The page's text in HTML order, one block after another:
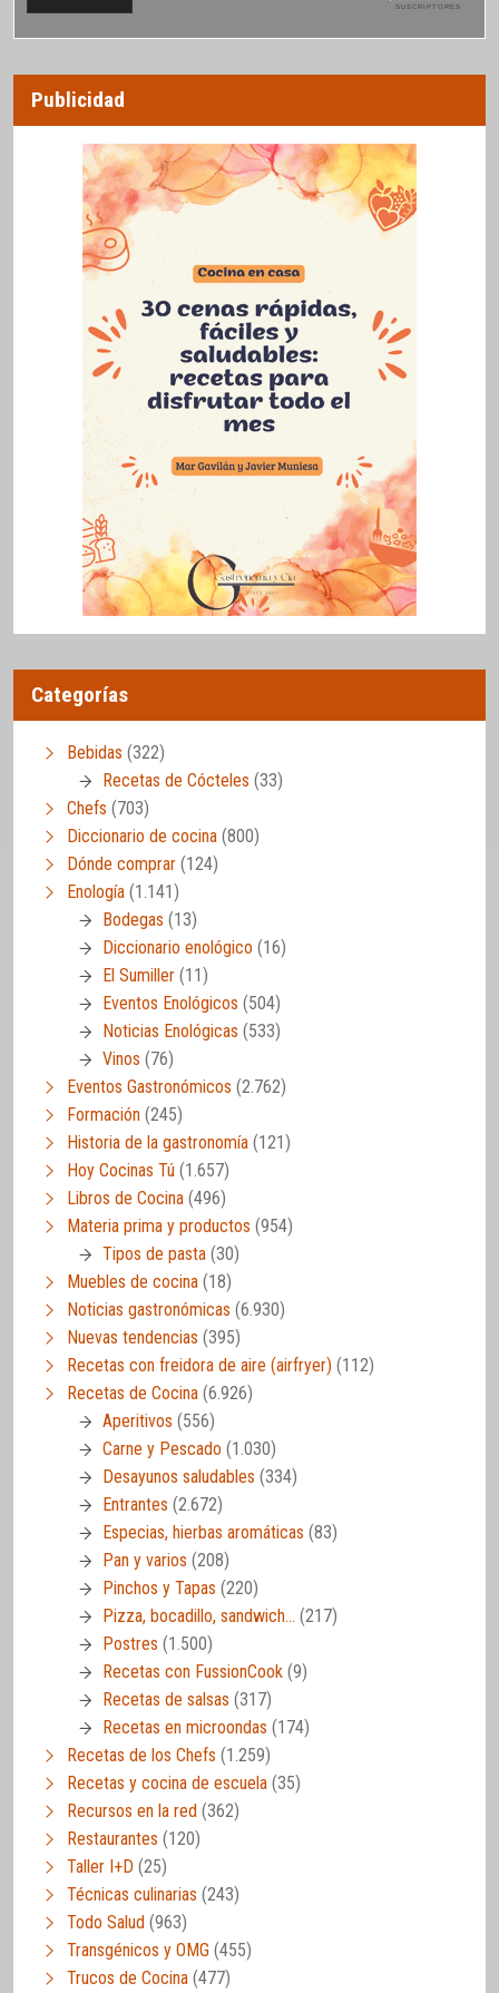
SUSCRIPTORES
Publicidad
Categorías
Bebidas (322)
Recetas de Cócteles (33)
Chefs (703)
Diccionario de cocina (800)
Dónde comprar (124)
Enología (1.141)
Bodegas (13)
Diccionario enológico (16)
El Sumiller (11)
Eventos Enológicos (504)
Noticias Enológicas (533)
Vinos (76)
Eventos Gastronómicos (2.762)
Formación (245)
Historia de la gastronomía (121)
Hoy Cocinas Tú (1.657)
Libros de Cocina (496)
Materia prima y productos (954)
Tipos de pasta (30)
Muebles de cocina (18)
Noticias gastronómicas (6.930)
Nuevas tendencias (395)
Recetas con freidora de aire (airfryer) (112)
Recetas de Cocina (6.926)
Aperitivos (556)
Carne y Pescado (1.030)
Desayunos saludables (334)
Entrantes (2.672)
Especias, hierbas aromáticas (83)
Pan y varios (208)
Pinchos y Tapas (220)
Pizza, bocadillo, sandwich… (217)
Postres (1.500)
Recetas con FussionCook (9)
Recetas de salsas (317)
Recetas en microondas (174)
Recetas de los Chefs (1.259)
Recetas y cocina de escuela (35)
Recursos en la red (362)
Restaurantes (120)
Taller I+D (25)
Técnicas culinarias (243)
Todo Salud (963)
Transgénicos y OMG (455)
Trucos de Cocina (477)